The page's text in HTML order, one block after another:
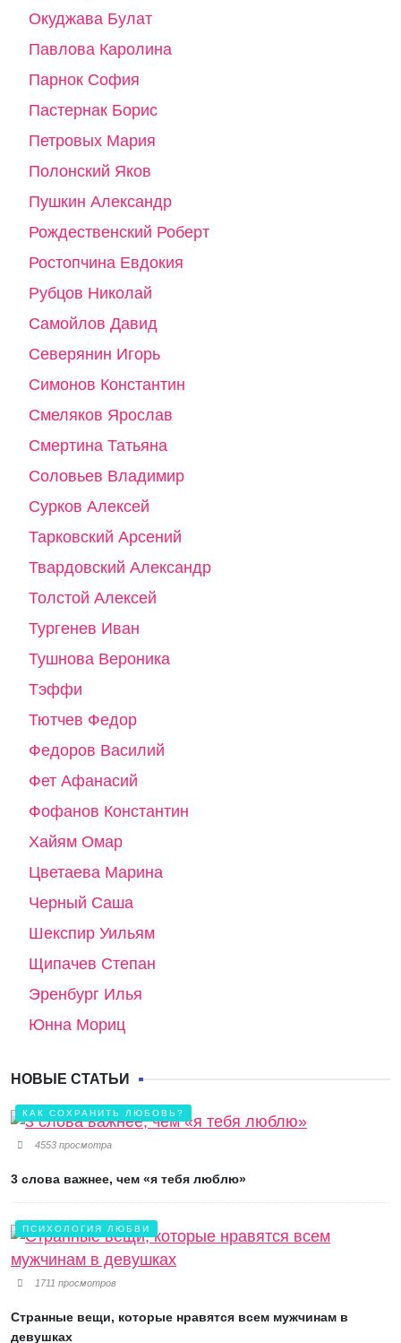
Окуджава Булат
Павлова Каролина
Парнок София
Пастернак Борис
Петровых Мария
Полонский Яков
Пушкин Александр
Рождественский Роберт
Ростопчина Евдокия
Рубцов Николай
Самойлов Давид
Северянин Игорь
Симонов Константин
Смеляков Ярослав
Смертина Татьяна
Соловьев Владимир
Сурков Алексей
Тарковский Арсений
Твардовский Александр
Толстой Алексей
Тургенев Иван
Тушнова Вероника
Тэффи
Тютчев Федор
Федоров Василий
Фет Афанасий
Фофанов Константин
Хайям Омар
Цветаева Марина
Черный Саша
Шекспир Уильям
Щипачев Степан
Эренбург Илья
Юнна Мориц
НОВЫЕ СТАТЬИ
КАК СОХРАНИТЬ ЛЮБОВЬ?
4553 просмотра
3 слова важнее, чем «я тебя люблю»
ПСИХОЛОГИЯ ЛЮБВИ
1711 просмотров
Странные вещи, которые нравятся всем мужчинам в
девушках